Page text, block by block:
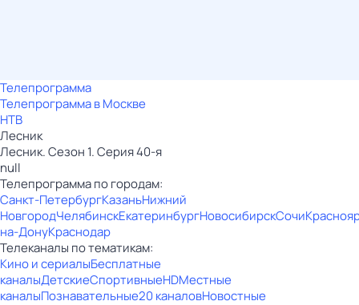
Телепрограмма
Телепрограмма в Москве
НТВ
Лесник
Лесник. Сезон 1. Серия 40-я
null
Телепрограмма по городам:
Санкт-ПетербургКазаньНижний
НовгородЧелябинскЕкатеринбургНовосибирскСочи
на-ДонуКраснодар
Телеканалы по тематикам:
Кино и сериалыБесплатные
каналыДетскиеСпортивныеHDМестные
каналыПознавательные20 каналовНовостные